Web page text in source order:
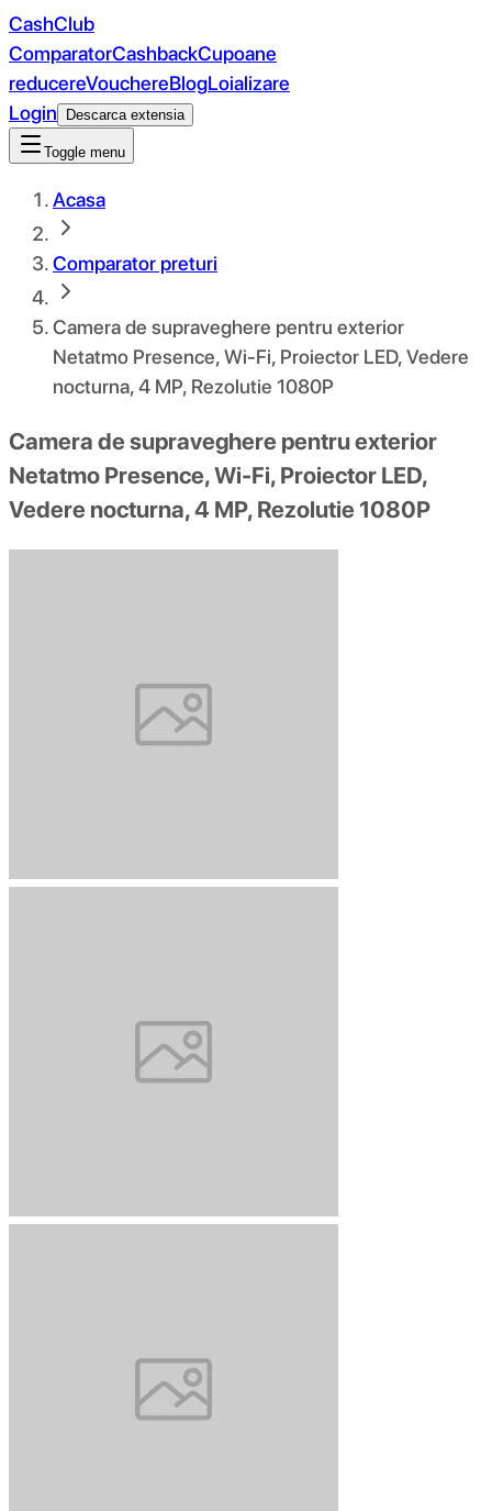
CashClub
ComparatorCashbackCupoane
reducereVouchereBlogLoializare
Login
Descarca extensia
Toggle menu
Acasa
Comparator preturi
Camera de supraveghere pentru exterior
Netatmo Presence, Wi-Fi, Proiector LED, Vedere
nocturna, 4 MP, Rezolutie 1080P
Camera de supraveghere pentru exterior
Netatmo Presence, Wi-Fi, Proiector LED,
Vedere nocturna, 4 MP, Rezolutie 1080P